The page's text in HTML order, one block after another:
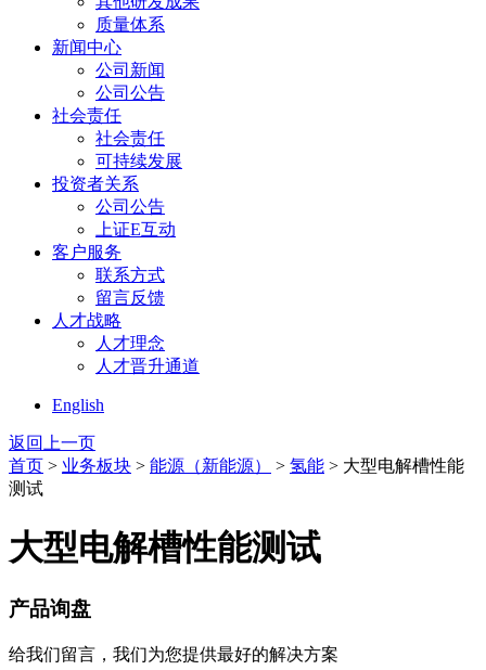
质量体系
新闻中心
公司新闻
公司公告
社会责任
社会责任
可持续发展
投资者关系
公司公告
上证E互动
客户服务
联系方式
留言反馈
人才战略
人才理念
人才晋升通道
English
返回上一页
首页 > 业务板块 > 能源（新能源） > 氢能 > 大型电解槽性能
测试
大型电解槽性能测试
产品询盘
给我们留言，我们为您提供最好的解决方案